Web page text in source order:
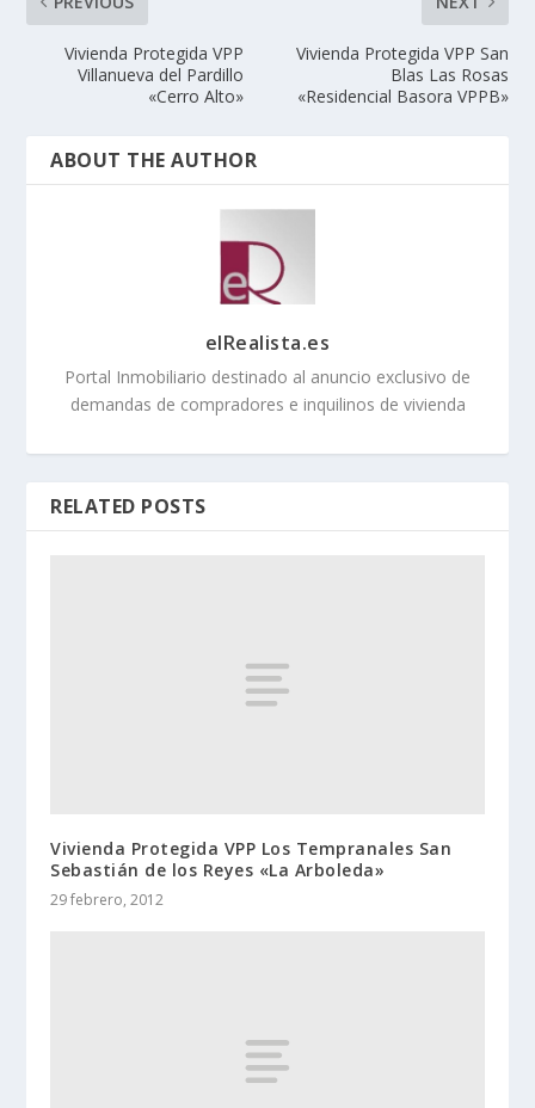
Vivienda Protegida VPP
Villanueva del Pardillo
«Cerro Alto»
Vivienda Protegida VPP San
Blas Las Rosas
«Residencial Basora VPPB»
ABOUT THE AUTHOR
elRealista.es
Portal Inmobiliario destinado al anuncio exclusivo de
demandas de compradores e inquilinos de vivienda
RELATED POSTS
Vivienda Protegida VPP Los Tempranales San
Sebastián de los Reyes «La Arboleda»
29 febrero, 2012